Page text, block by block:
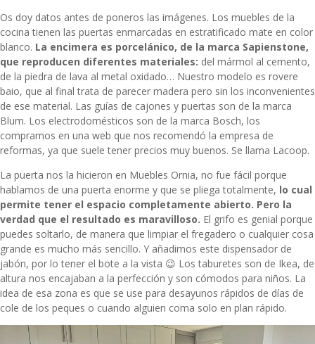
Os doy datos antes de poneros las imágenes. Los muebles de la
cocina tienen las puertas enmarcadas en estratificado mate en color
blanco. La encimera es porcelánico, de la marca Sapienstone,
que reproducen diferentes materiales: del mármol al cemento,
de la piedra de lava al metal oxidado… Nuestro modelo es rovere
baio, que al final trata de parecer madera pero sin los inconvenientes
de ese material. Las guías de cajones y puertas son de la marca
Blum. Los electrodomésticos son de la marca Bosch, los
compramos en una web que nos recomendó la empresa de
reformas, ya que suele tener precios muy buenos. Se llama Lacoop.
La puerta nos la hicieron en Muebles Ornia, no fue fácil porque
hablamos de una puerta enorme y que se pliega totalmente, lo cual
permite tener el espacio completamente abierto. Pero la
verdad que el resultado es maravilloso. El grifo es genial porque
puedes soltarlo, de manera que limpiar el fregadero o cualquier cosa
grande es mucho más sencillo. Y añadimos este dispensador de
jabón, por lo tener el bote a la vista 😉 Los taburetes son de Ikea, de
altura nos encajaban a la perfección y son cómodos para niños. La
idea de esa zona es que se use para desayunos rápidos de días de
cole de los peques o cuando alguien coma solo en plan rápido.